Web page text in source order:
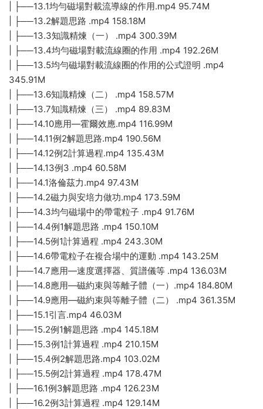
| ├──13.1均勻磁場對載流導線的作用.mp4 95.74M
| ├──13.2解題思路 .mp4 158.18M
| ├──13.3知識精煉（一） .mp4 300.39M
| ├──13.4均勻磁場對載流線圈的作用 .mp4 192.26M
| ├──13.5均勻磁場對載流線圈的作用的公式證明 .mp4
345.91M
| ├──13.6知識精煉（二） .mp4 158.57M
| ├──13.7知識精煉（三） .mp4 89.83M
| ├──14.10應用—霍爾效應.mp4 116.99M
| ├──14.11例2解題思路.mp4 190.56M
| ├──14.12例2計算過程.mp4 135.43M
| ├──14.13例3 .mp4 60.58M
| ├──14.1洛倫茲力.mp4 97.43M
| ├──14.2磁力與安培力做功.mp4 173.59M
| ├──14.3均勻磁場中的帶電粒子 .mp4 91.76M
| ├──14.4例1解題思路 .mp4 150.10M
| ├──14.5例1計算過程 .mp4 243.30M
| ├──14.6帶電粒子在複合場中的運動 .mp4 143.25M
| ├──14.7應用—速度選擇器、質譜儀等 .mp4 136.03M
| ├──14.8應用—磁約束與等離子體（一）.mp4 184.80M
| ├──14.9應用—磁約束與等離子體（二） .mp4 361.35M
| ├──15.1引言.mp4 46.03M
| ├──15.2例1解題思路 .mp4 145.18M
| ├──15.3例1計算過程 .mp4 210.15M
| ├──15.4例2解題思路.mp4 103.02M
| ├──15.5例2計算過程 .mp4 178.47M
| ├──16.1例3解題思路 .mp4 126.23M
| ├──16.2例3計算過程 .mp4 129.14M